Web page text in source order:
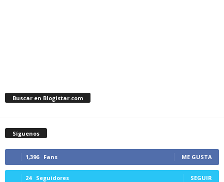
Buscar en Blogistar.com
Síguenos
1,396 Fans ME GUSTA
24 Seguidores SEGUIR